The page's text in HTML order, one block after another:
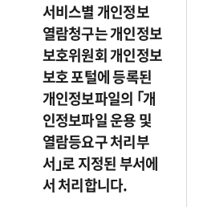
서비스별 개인정보
열람청구는 개인정보
보호위원회 개인정보
보호 포털에 등록된
개인정보파일의 ｢개
인정보파일 운용 및
열람등요구 처리부
서｣로 지정된 부서에
서 처리합니다.